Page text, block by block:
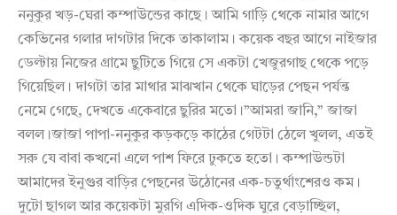
ননুকুর খড়-ঘেরা কম্পাউন্ডের কাছে। আমি গাড়ি থেকে নামার আগে
কেভিনের গলার দাগটার দিকে তাকালাম। কয়েক বছর আগে নাইজার
ডেল্টায় নিজের গ্রামে ছুটিতে গিয়ে সে একটা খেজুরগাছ থেকে পড়ে
গিয়েছিল। দাগটা তার মাথার মাঝখান থেকে ঘাড়ের পেছন পর্যন্ত
নেমে গেছে, দেখতে একেবারে ছুরির মতো।”আমরা জানি,” জাজা
বলল।জাজা পাপা-ননুকুর কড়কড়ে কাঠের গেটটা ঠেলে খুলল, এতই
সরু যে বাবা কখনো এলে পাশ ফিরে ঢুকতে হতো। কম্পাউন্ডটা
আমাদের ইনুগুর বাড়ির পেছনের উঠোনের এক-চতুর্থাংশেরও কম।
দুটো ছাগল আর কয়েকটা মুরগি এদিক-ওদিক ঘুরে বেড়াচ্ছিল,